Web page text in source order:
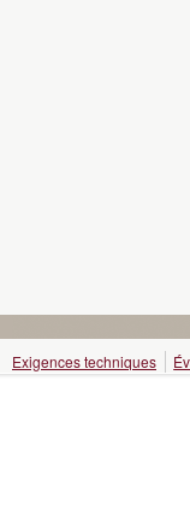
Exigences techniques